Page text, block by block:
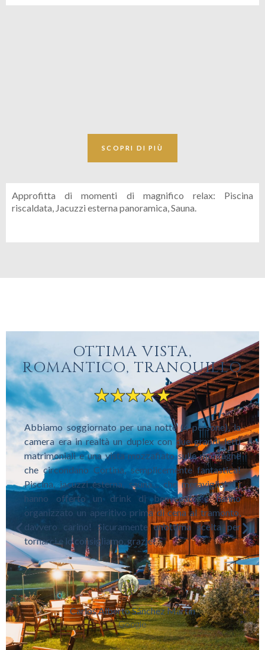
SCOPRI DI PIÙ
Approfitta di momenti di magnifico relax: Piscina
riscaldata, Jacuzzi esterna panoramica, Sauna.
OTTIMA VISTA,
ROMANTICO, TRANQUILLO
Abbiamo soggiornato per una notte (4 persone), la
camera era in realtà un duplex con due grandi letti
matrimoniali e una vista mozzafiato sulle montagne
che circondano Cortina, semplicemente fantastica!
Piscina, jacuzzi esterna, sauna… che meraviglia! Ci
hanno offerto un drink di benvenuto e hanno
organizzato un aperitivo prima di cena al tramonto,
davvero carino! Sicuramente un’ottima scelta per
tornarci e lo consigliamo, grazie!
Carlos Alberto Sánchez Martín
Google